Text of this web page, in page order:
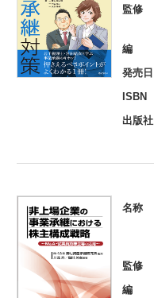
監修
編
発売日
ISBN
出版社
名称
監修
編